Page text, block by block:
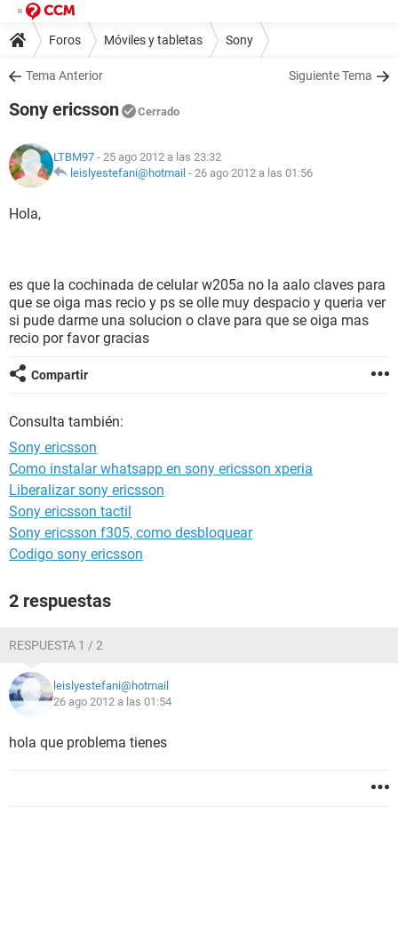
Foros Móviles y tabletas Sony
Tema Anterior Siguiente Tema
Sony ericsson Cerrado
LTBM97 - 25 ago 2012 a las 23:32
leislyestefani@hotmail - 26 ago 2012 a las 01:56
Hola,
es que la cochinada de celular w205a no la aalo claves para
que se oiga mas recio y ps se olle muy despacio y queria ver
si pude darme una solucion o clave para que se oiga mas
recio por favor gracias
Compartir
Consulta también:
Sony ericsson
Como instalar whatsapp en sony ericsson xperia
Liberalizar sony ericsson
Sony ericsson tactil
Sony ericsson f305, como desbloquear
Codigo sony ericsson
2 respuestas
RESPUESTA 1 / 2
leislyestefani@hotmail
26 ago 2012 a las 01:54
hola que problema tienes